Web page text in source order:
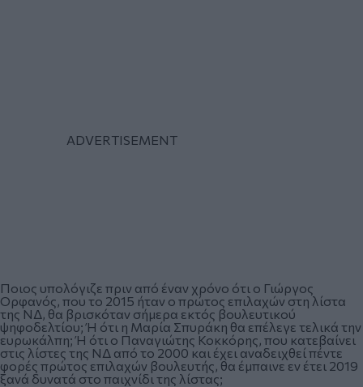
Ποιος υπολόγιζε πριν από έναν χρόνο ότι ο Γιώργος
Ορφανός, που το 2015 ήταν ο πρώτος επιλαχών στη λίστα
της ΝΔ, θα βρισκόταν σήμερα εκτός βουλευτικού
ψηφοδελτίου; Ή ότι η Μαρία Σπυράκη θα επέλεγε τελικά την
ευρωκάλπη; Ή ότι ο Παναγιώτης Κοκκόρης, που κατεβαίνει
στις λίστες της ΝΔ από το 2000 και έχει αναδειχθεί πέντε
φορές πρώτος επιλαχών βουλευτής, θα έμπαινε εν έτει 2019
ξανά δυνατά στο παιχνίδι της λίστας;